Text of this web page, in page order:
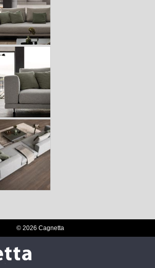
© 2026 Cagnetta